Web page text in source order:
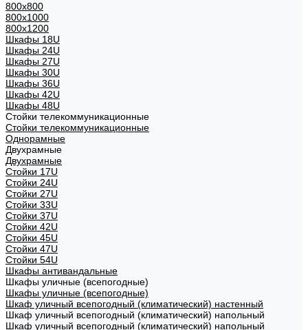
800x800
800х1000
800х1200
Шкафы 18U
Шкафы 24U
Шкафы 27U
Шкафы 30U
Шкафы 36U
Шкафы 42U
Шкафы 48U
Стойки телекоммуникационные
Стойки телекоммуникационные
Однорамные
Двухрамные
Двухрамные
Стойки 17U
Стойки 24U
Стойки 27U
Стойки 33U
Стойки 37U
Стойки 42U
Стойки 45U
Стойки 47U
Стойки 54U
Шкафы антивандальные
Шкафы уличные (всепогодные)
Шкафы уличные (всепогодные)
Шкаф уличный всепогодный (климатический) настенный
Шкаф уличный всепогодный (климатический) напольный
Шкаф уличный всепогодный (климатический) напольный